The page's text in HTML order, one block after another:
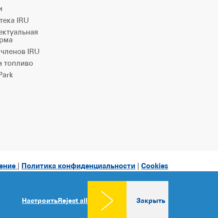
IRU
IRU
топливо
Политика конфиденциальности
Cookies
НастроитьReject all Закрыть